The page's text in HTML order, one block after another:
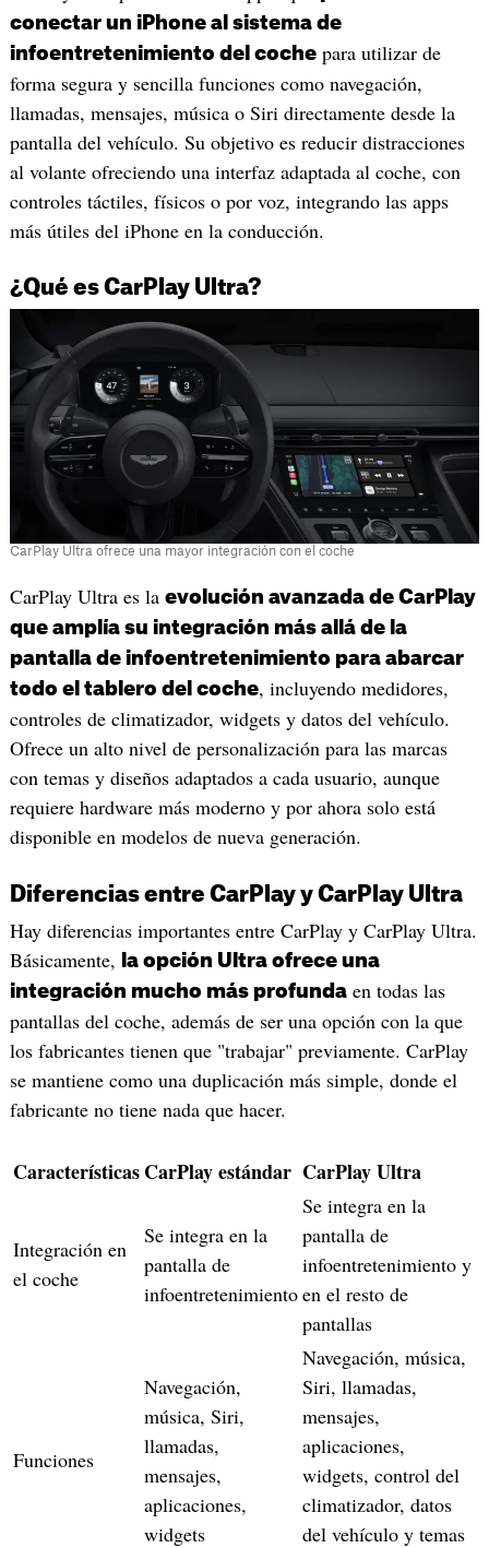
conectar un iPhone al sistema de
infoentretenimiento del cochepara utilizar de
forma segura y sencilla funciones como navegación,
llamadas, mensajes, música o Siri directamente desde la
pantalla del vehículo. Su objetivo es reducir distracciones
al volante ofreciendo una interfaz adaptada al coche, con
controles táctiles, físicos o por voz, integrando las apps
más útiles del iPhone en la conducción.
¿Qué es CarPlay Ultra?
CarPlay Ultra ofrece una mayor integración con el coche
CarPlay Ultra es la evolución avanzada de CarPlay
que amplía su integración más allá de la
pantalla de infoentretenimiento para abarcar
todo el tablero del coche, incluyendo medidores,
controles de climatizador, widgets y datos del vehículo.
Ofrece un alto nivel de personalización para las marcas
con temas y diseños adaptados a cada usuario, aunque
requiere hardware más moderno y por ahora solo está
disponible en modelos de nueva generación.
Diferencias entre CarPlay y CarPlay Ultra
Hay diferencias importantes entre CarPlay y CarPlay Ultra.
Básicamente,
la opción Ultra ofrece una
integración mucho más profundaen todas las
pantallas del coche, además de ser una opción con la que
los fabricantes tienen que "trabajar" previamente. CarPlay
se mantiene como una duplicación más simple, donde el
fabricante no tiene nada que hacer.
CaracterísticasCarPlay estándar CarPlay Ultra
Integración en
el coche
Se integra en la
pantalla de
infoentretenimiento
Se integra en la
pantalla de
infoentretenimiento y
en el resto de
pantallas
Funciones
Navegación,
música, Siri,
llamadas,
mensajes,
aplicaciones,
widgets
Navegación, música,
Siri, llamadas,
mensajes,
aplicaciones,
widgets, control del
climatizador, datos
del vehículo y temas